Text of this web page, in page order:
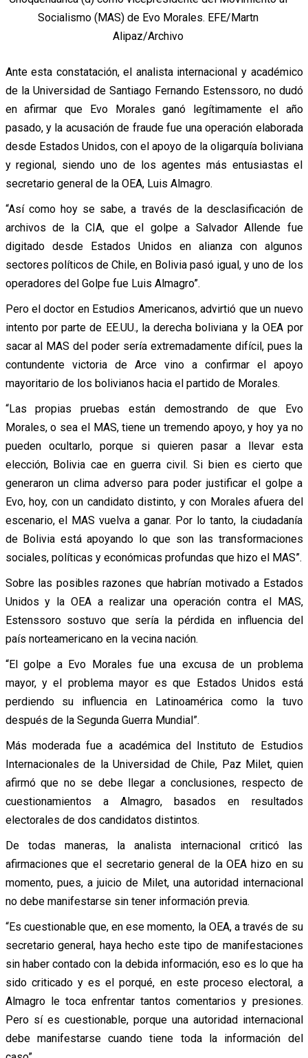
Socialismo (MAS) de Evo Morales. EFE/Martn
Alipaz/Archivo
Ante esta constatación, el analista internacional y académico
de la Universidad de Santiago Fernando Estenssoro, no dudó
en afirmar que Evo Morales ganó legítimamente el año
pasado, y la acusación de fraude fue una operación elaborada
desde Estados Unidos, con el apoyo de la oligarquía boliviana
y regional, siendo uno de los agentes más entusiastas el
secretario general de la OEA, Luis Almagro.
“Así como hoy se sabe, a través de la desclasificación de
archivos de la CIA, que el golpe a Salvador Allende fue
digitado desde Estados Unidos en alianza con algunos
sectores políticos de Chile, en Bolivia pasó igual, y uno de los
operadores del Golpe fue Luis Almagro”.
Pero el doctor en Estudios Americanos, advirtió que un nuevo
intento por parte de EE.UU., la derecha boliviana y la OEA por
sacar al MAS del poder sería extremadamente difícil, pues la
contundente victoria de Arce vino a confirmar el apoyo
mayoritario de los bolivianos hacia el partido de Morales.
“Las propias pruebas están demostrando de que Evo
Morales, o sea el MAS, tiene un tremendo apoyo, y hoy ya no
pueden ocultarlo, porque si quieren pasar a llevar esta
elección, Bolivia cae en guerra civil. Si bien es cierto que
generaron un clima adverso para poder justificar el golpe a
Evo, hoy, con un candidato distinto, y con Morales afuera del
escenario, el MAS vuelva a ganar. Por lo tanto, la ciudadanía
de Bolivia está apoyando lo que son las transformaciones
sociales, políticas y económicas profundas que hizo el MAS”.
Sobre las posibles razones que habrían motivado a Estados
Unidos y la OEA a realizar una operación contra el MAS,
Estenssoro sostuvo que sería la pérdida en influencia del
país norteamericano en la vecina nación.
“El golpe a Evo Morales fue una excusa de un problema
mayor, y el problema mayor es que Estados Unidos está
perdiendo su influencia en Latinoamérica como la tuvo
después de la Segunda Guerra Mundial”.
Más moderada fue a académica del Instituto de Estudios
Internacionales de la Universidad de Chile, Paz Milet, quien
afirmó que no se debe llegar a conclusiones, respecto de
cuestionamientos a Almagro, basados en resultados
electorales de dos candidatos distintos.
De todas maneras, la analista internacional criticó las
afirmaciones que el secretario general de la OEA hizo en su
momento, pues, a juicio de Milet, una autoridad internacional
no debe manifestarse sin tener información previa.
“Es cuestionable que, en ese momento, la OEA, a través de su
secretario general, haya hecho este tipo de manifestaciones
sin haber contado con la debida información, eso es lo que ha
sido criticado y es el porqué, en este proceso electoral, a
Almagro le toca enfrentar tantos comentarios y presiones.
Pero sí es cuestionable, porque una autoridad internacional
debe manifestarse cuando tiene toda la información del